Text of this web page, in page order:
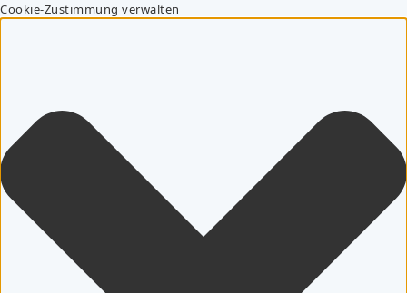
Cookie-Zustimmung verwalten